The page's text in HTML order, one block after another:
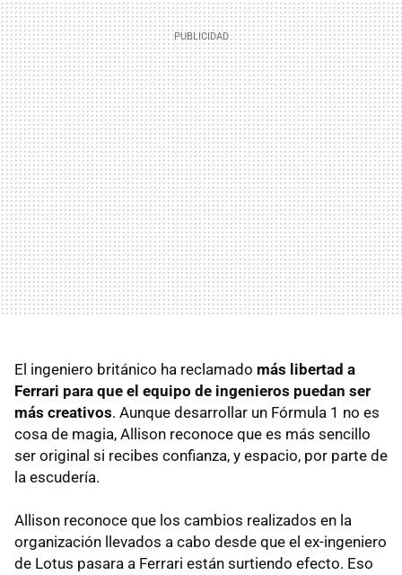
El ingeniero británico ha reclamado más libertad a
Ferrari para que el equipo de ingenieros puedan ser
más creativos. Aunque desarrollar un Fórmula 1 no es
cosa de magia, Allison reconoce que es más sencillo
ser original si recibes confianza, y espacio, por parte de
la escudería.
Allison reconoce que los cambios realizados en la
organización llevados a cabo desde que el ex-ingeniero
de Lotus pasara a Ferrari están surtiendo efecto. Eso